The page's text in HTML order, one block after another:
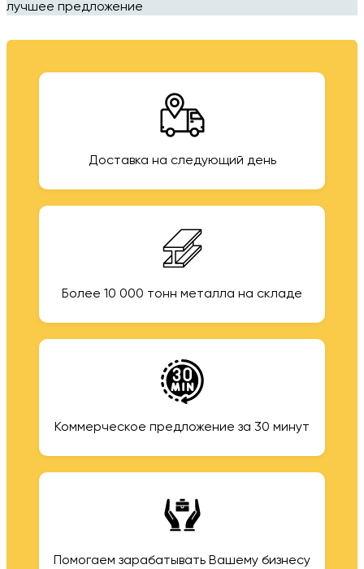
лучшее предложение
Доставка на следующий день
Более 10 000 тонн металла на складе
Коммерческое предложение за 30 минут
Помогаем зарабатывать Вашему бизнесу